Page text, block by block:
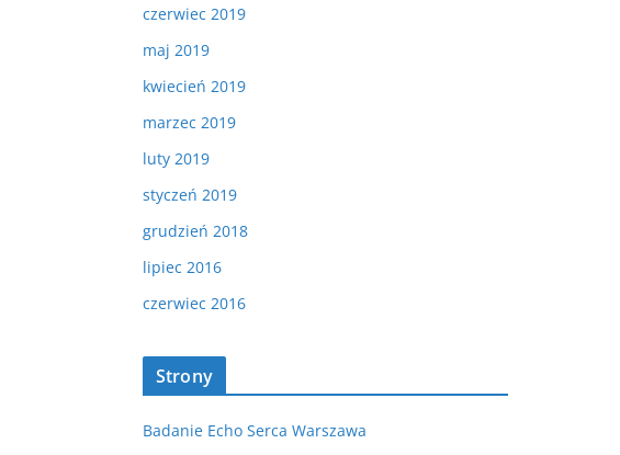
czerwiec 2019
maj 2019
kwiecień 2019
marzec 2019
luty 2019
styczeń 2019
grudzień 2018
lipiec 2016
czerwiec 2016
Strony
Badanie Echo Serca Warszawa